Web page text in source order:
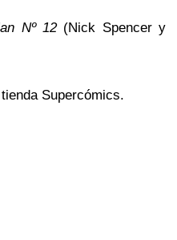
Nº 12(Nick Spencer y
Supercómics.